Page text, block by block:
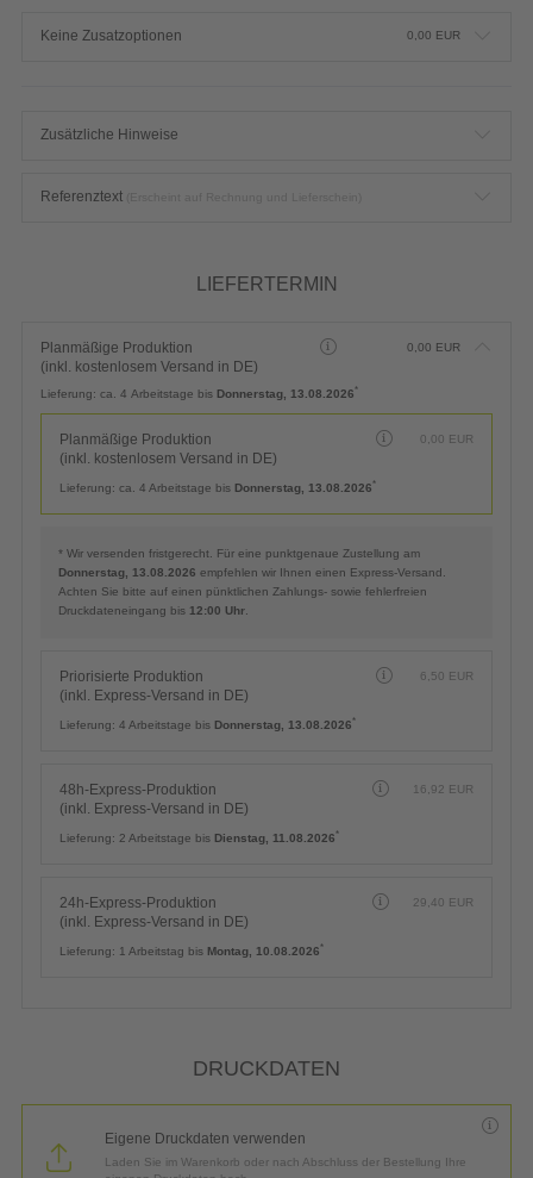
Keine Zusatzoptionen 0,00 EUR
Zusätzliche Hinweise
Referenztext
LIEFERTERMIN
Planmäßige Produktion
(inkl. kostenlosem Versand in DE)
0,00 EUR
Lieferung: ca. 4 Arbeitstage bis Donnerstag, 13.08.2026*
Planmäßige Produktion
(inkl. kostenlosem Versand in DE)
0,00 EUR
Lieferung: ca. 4 Arbeitstage bis Donnerstag, 13.08.2026*
* Wir versenden fristgerecht. Für eine punktgenaue Zustellung am
Donnerstag, 13.08.2026 empfehlen wir Ihnen einen Express-Versand.
Achten Sie bitte auf einen pünktlichen Zahlungs- sowie fehlerfreien
Druckdateneingang bis 12:00 Uhr
Priorisierte Produktion
(inkl. Express-Versand in DE)
6,50 EUR
Lieferung: 4 Arbeitstage bis Donnerstag, 13.08.2026*
48h-Express-Produktion
(inkl. Express-Versand in DE)
16,92 EUR
Lieferung: 2 Arbeitstage bis Dienstag, 11.08.2026*
24h-Express-Produktion
(inkl. Express-Versand in DE)
29,40 EUR
Lieferung: 1 Arbeitstag bis Montag, 10.08.2026*
DRUCKDATEN
Eigene Druckdaten verwenden
Laden Sie im Warenkorb oder nach Abschluss der Bestellung Ihre